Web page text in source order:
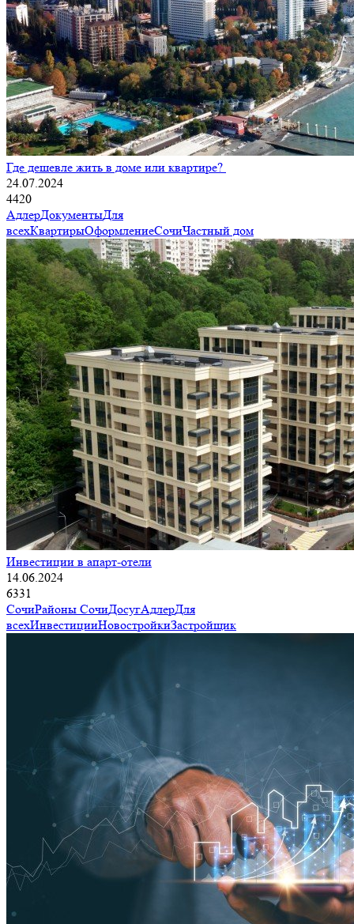
Где дешевле жить в доме или квартире?
24.07.2024
4420
АдлерДокументыДля
всехКвартирыОформлениеСочиЧастный дом
Инвестиции в апарт-отели
14.06.2024
6331
СочиРайоны СочиДосугАдлерДля
всехИнвестицииНовостройкиЗастройщик